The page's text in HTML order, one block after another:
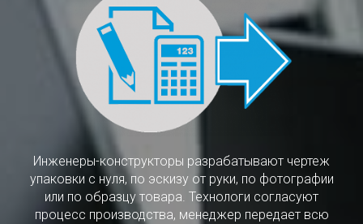
Инженеры-конструкторы разрабатывают чертеж
упаковки с нуля, по эскизу от руки, по фотографии
или по образцу товара. Технологи согласуют
процесс производства, менеджер передает всю